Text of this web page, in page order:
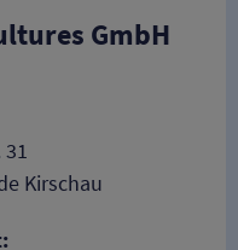
GmbH
31
Kirschau